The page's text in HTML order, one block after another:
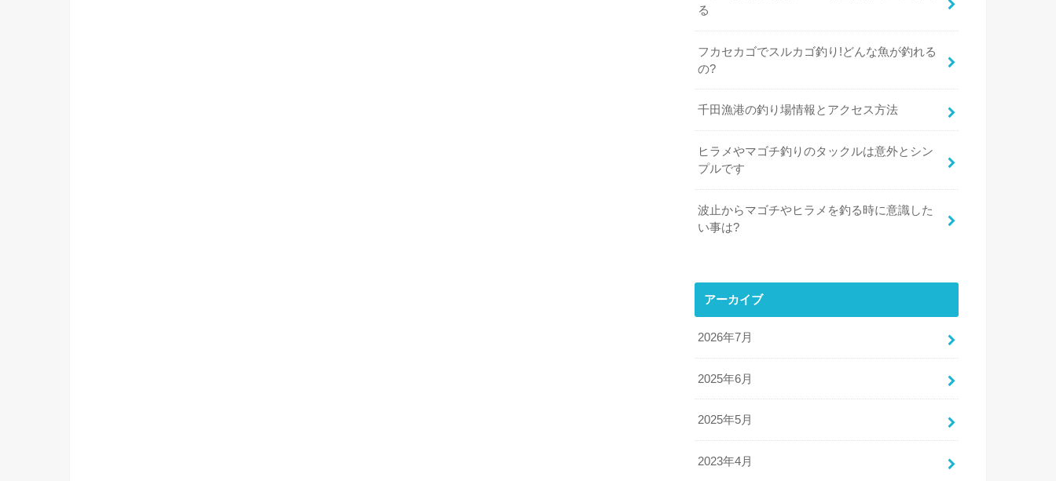
る
フカセカゴでスルカゴ釣り!どんな魚が釣れる
の?
千田漁港の釣り場情報とアクセス方法
ヒラメやマゴチ釣りのタックルは意外とシン
プルです
波止からマゴチやヒラメを釣る時に意識した
い事は?
アーカイブ
2026年7月
2025年6月
2025年5月
2023年4月